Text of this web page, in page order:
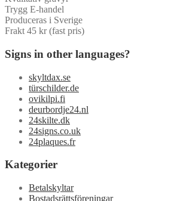
Trygg E-handel
Produceras i Sverige
Frakt 45 kr (fast pris)
Signs in other languages?
skyltdax.se
türschilder.de
ovikilpi.fi
deurbordje24.nl
24skilte.dk
24signs.co.uk
24plaques.fr
Kategorier
Betalskyltar
Bostadsrättsföreningar